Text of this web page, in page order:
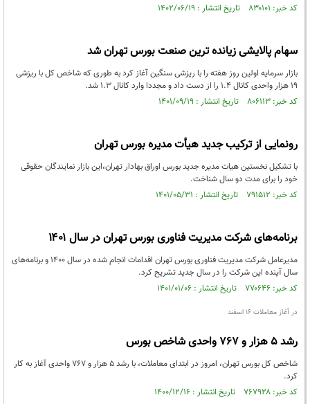
کد خبر: ۸۳۰۱۰۱ تاریخ انتشار : ۱۴۰۲/۰۶/۱۹
سهام پالایشی زیانده ترین صنعت بورس تهران شد
بازار سرمایه اولین روز هفته را با ریزشی سنگین آغاز کرد به طوری که شاخص کل با ریزشی
۱۹ هزار واحدی کانال ۱.۴ را از دست داد و مجددا وارد کانال ۱.۳ شد.
کد خبر: ۸۰۶۱۱۳ تاریخ انتشار : ۱۴۰۱/۰۹/۱۹
رونمایی از ترکیب جدید هیأت مدیره بورس تهران
با تشکیل نخستین هیات مدیره جدید بورس اوراق بهادار تهران،این بازار نمایندگان حقوقی
خود را برای مدت دو سال شناخت.
کد خبر: ۷۹۱۵۱۲ تاریخ انتشار : ۱۴۰۱/۰۵/۳۱
برنامه‌های شرکت مدیریت فناوری بورس تهران در سال ۱۴۰۱
مدیرعامل شرکت مدیریت فناوری بورس تهران اقدامات انجام شده در سال ۱۴۰۰ و برنامه‌های
سال آینده این شرکت را در سال جدید تشریح کرد.
کد خبر: ۷۷۰۶۴۶ تاریخ انتشار : ۱۴۰۱/۰۱/۰۶
در آغاز معاملات ۱۶ اسفند
رشد ۵ هزار و ۷۶۷ واحدی شاخص بورس
شاخص کل بورس تهران، امروز در ابتدای معاملات، با رشد ۵ هزار و ۷۶۷ واحدی آغاز به کار
کرد.
کد خبر: ۷۶۷۹۲۸ تاریخ انتشار : ۱۴۰۰/۱۲/۱۶